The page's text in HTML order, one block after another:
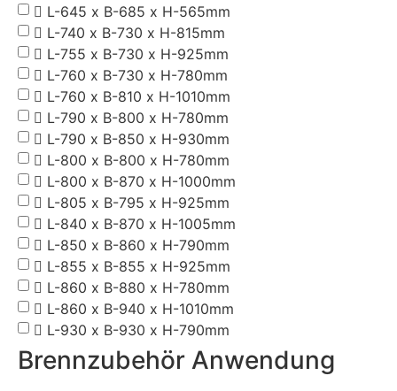
L-645 x B-685 x H-565mm
L-740 x B-730 x H-815mm
L-755 x B-730 x H-925mm
L-760 x B-730 x H-780mm
L-760 x B-810 x H-1010mm
L-790 x B-800 x H-780mm
L-790 x B-850 x H-930mm
L-800 x B-800 x H-780mm
L-800 x B-870 x H-1000mm
L-805 x B-795 x H-925mm
L-840 x B-870 x H-1005mm
L-850 x B-860 x H-790mm
L-855 x B-855 x H-925mm
L-860 x B-880 x H-780mm
L-860 x B-940 x H-1010mm
L-930 x B-930 x H-790mm
Brennzubehör Anwendung